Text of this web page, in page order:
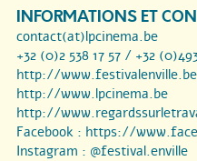
INFORMATIONS ET
contact(at)lpcinema.be
+32 (0)2 538 17 57 / +32
http://www.festivalenville.be
http://www.lpcinema.be
http://
Facebook : https://
Instagram : @festival.enville